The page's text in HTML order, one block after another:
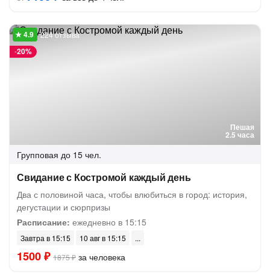
Пешая
2.5 часа
-20%
224 отзыва
Групповая до 15 чел.
Свидание с Костромой каждый день
Два с половиной часа, чтобы влюбиться в город: история,
дегустации и сюрпризы
Расписание: ежедневно в 15:15
Завтра в 15:15 10 авг в 15:15
1500 ₽ 1875 ₽ за человека